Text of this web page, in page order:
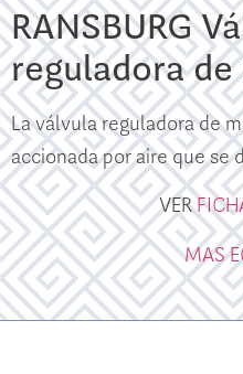
RANSBURG
reguladora
La válvula reguladora de
accionada por aire que se
VER
MAS